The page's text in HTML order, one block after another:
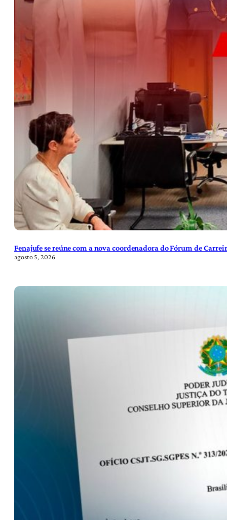
Fenajufe se reúne com a nova coordenadora do Fórum de
agosto 5, 2026